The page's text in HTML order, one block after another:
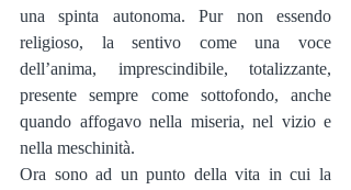
una spinta autonoma. Pur non essendo
religioso, la sentivo come una voce
dell’anima, imprescindibile, totalizzante,
presente sempre come sottofondo, anche
quando affogavo nella miseria, nel vizio e
nella meschinità.
Ora sono ad un punto della vita in cui la